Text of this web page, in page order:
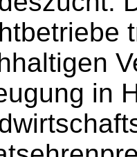
in